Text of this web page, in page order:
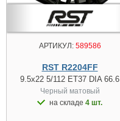
АРТИКУЛ:589586
RST R2204FF
9.5x22 5/112 ET37 DIA 66.6
Черный матовый
на складе 4 шт.